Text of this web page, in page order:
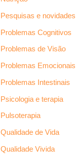
Pesquisas e novidades
Problemas Cognitivos
Problemas de Visão
Problemas Emocionais
Problemas Intestinais
Psicologia e terapia
Pulsoterapia
Qualidade de Vida
Qualidade Vivida